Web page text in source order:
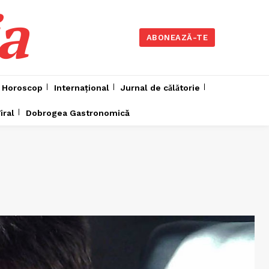
ABONEAZĂ-TE
Horoscop Internațional Jurnal de cǎlǎtorie
Dobrogea Gastronomică